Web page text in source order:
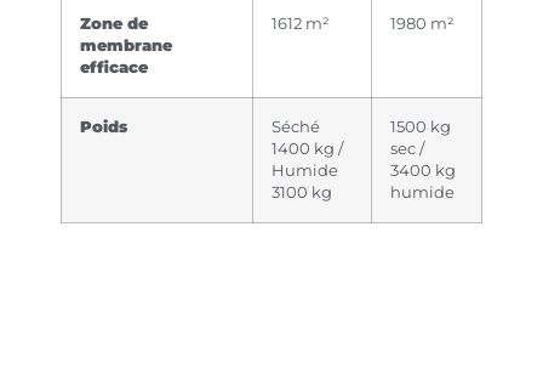
Zone de
membrane
efficace
1612 m² 1980 m²
Poids
Séché
1400 kg /
Humide
3100 kg
1500 kg
sec /
3400 kg
humide